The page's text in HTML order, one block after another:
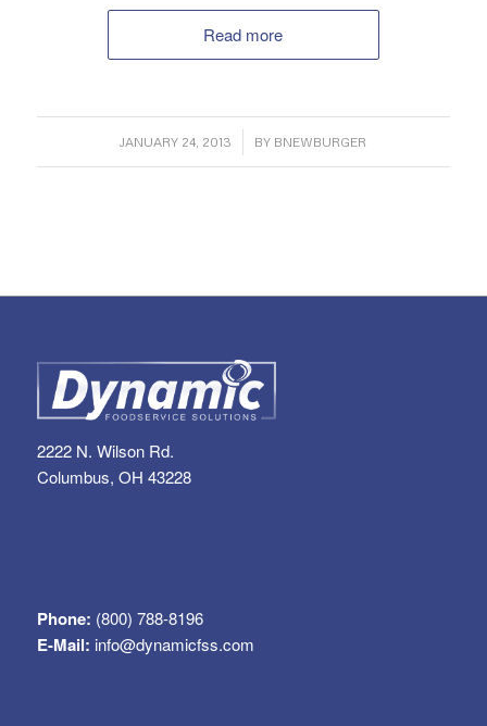
Read more
JANUARY 24, 2013
/ BY BNEWBURGER
2222 N. Wilson Rd.
Columbus, OH 43228
Phone: (800) 788-8196
E-Mail: info@dynamicfss.com